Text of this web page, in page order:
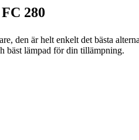
280
den är helt enkelt det bästa
bäst lämpad för din tillämpning.